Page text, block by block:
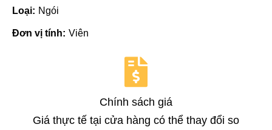
Loại: Ngói
Đơn vị tính: Viên
Chính sách giá
Giá thực tế tại cửa hàng có thể thay đổi so